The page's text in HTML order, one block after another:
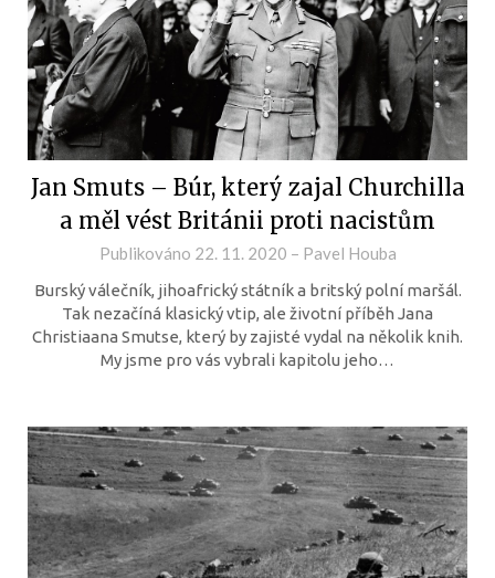
Jan Smuts – Búr, který zajal Churchilla
a měl vést Británii proti nacistům
Publikováno 22. 11. 2020 – Pavel Houba
Burský válečník, jihoafrický státník a britský polní maršál.
Tak nezačíná klasický vtip, ale životní příběh Jana
Christiaana Smutse, který by zajisté vydal na několik knih.
My jsme pro vás vybrali kapitolu jeho…